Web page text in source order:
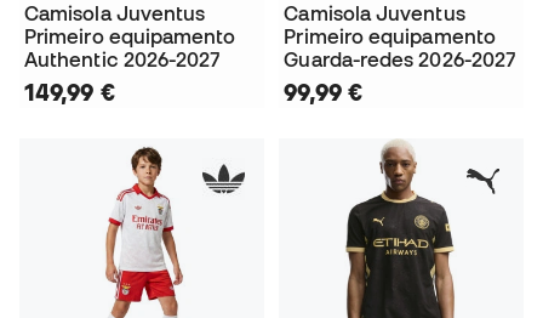
Camisola Juventus
Primeiro equipamento
Authentic 2026-2027
149,99 €
Camisola Juventus
Primeiro equipamento
Guarda-redes 2026-2027
99,99 €